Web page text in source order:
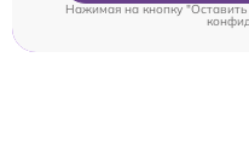
Нажимая на кнопку